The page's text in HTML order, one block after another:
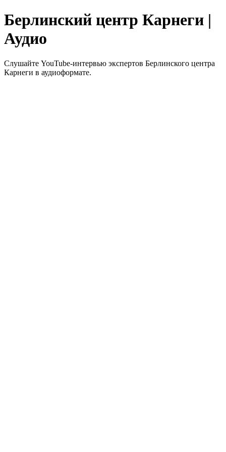
Берлинский центр Карнеги |
Аудио
Слушайте YouTube-интервью экспертов Берлинского центра
Карнеги в аудиоформате.